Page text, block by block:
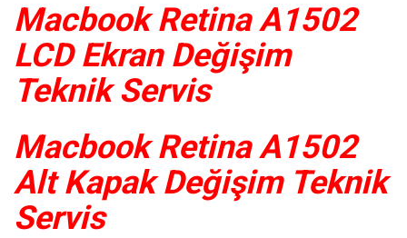
Macbook Retina A1502
LCD Ekran Değişim
Teknik Servis
Macbook Retina A1502
Alt Kapak Değişim Teknik
Servis